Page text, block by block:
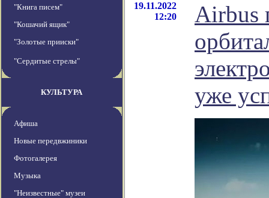
"Книга писем"
"Кошачий ящик"
"Золотые прииски"
"Сердитые стрелы"
КУЛЬТУРА
Афиша
Новые передвжиники
Фотогалерея
Музыка
"Неизвестные" музеи
19.11.2022
12:20
Airbus
уже